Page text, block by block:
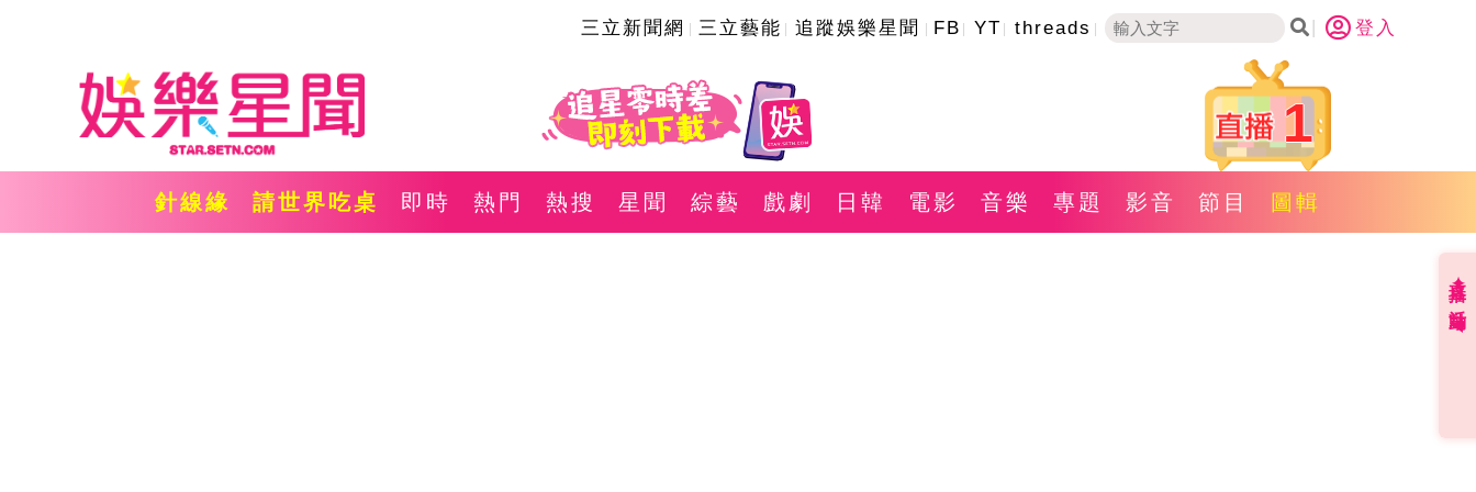
三立新聞網 三立藝能 追蹤娛樂星聞 FB YT threads 登入
1
針線緣 請世界吃桌 即時 熱門 熱搜 星聞 綜藝 戲劇 日韓 電影 音樂 專題 影音 節目 圖輯
直播✦活動